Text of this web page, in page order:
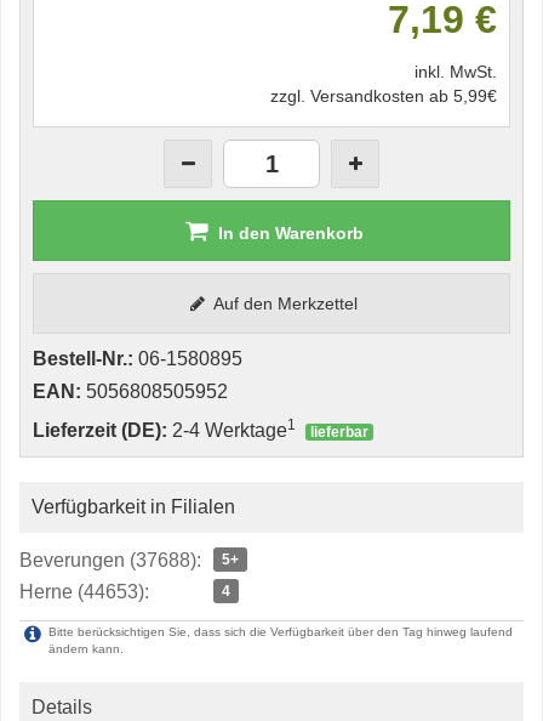
7,19 €
inkl. MwSt.
zzgl. Versandkosten ab 5,99€
In den Warenkorb
Auf den Merkzettel
Bestell-Nr.: 06-1580895
EAN: 5056808505952
Lieferzeit (DE): 2-4 Werktage1 lieferbar
Verfügbarkeit in Filialen
Beverungen (37688): 5+
Herne (44653): 4
Bitte berücksichtigen Sie, dass sich die Verfügbarkeit über den Tag hinweg laufend
ändern kann.
Details